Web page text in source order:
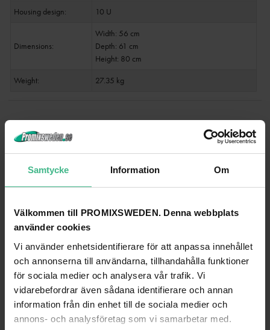
Samtycke Information Om
Välkommen till PROMIXSWEDEN. Denna webbplats
använder cookies
Vi använder enhetsidentifierare för att anpassa innehållet
och annonserna till användarna, tillhandahålla funktioner
för sociala medier och analysera vår trafik. Vi
vidarebefordrar även sådana identifierare och annan
information från din enhet till de sociala medier och
annons- och analysföretag som vi samarbetar med.
Housing design:
10 U
Dimensions:
Width: 56 cm
Depth: 61 cm
Height: 80 cm
Weight:
27.35 kg